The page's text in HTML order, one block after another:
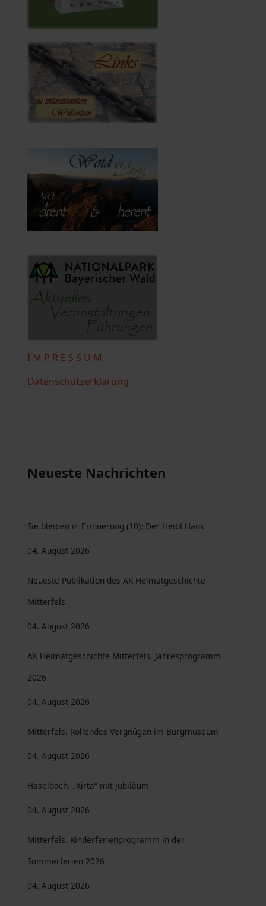
I M P R E S S U M
Datenschutzerklärung
Neueste Nachrichten
Sie bleiben in Erinnerung (10): Der Heibl Hans
04. August 2026
Neueste Publikation des AK Heimatgeschichte
Mitterfels
04. August 2026
AK Heimatgeschichte Mitterfels. Jahresprogramm
2026
04. August 2026
Mitterfels. Rollendes Vergnügen im Burgmuseum
04. August 2026
Haselbach. „Kirta“ mit Jubiläum
04. August 2026
Mitterfels. Kinderferienprogramm in der
Sommerferien 2026
04. August 2026